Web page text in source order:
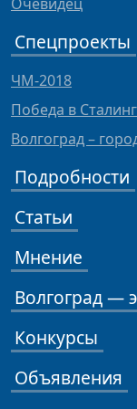
Очевидец
Спецпроекты
ЧМ-2018
Победа в
Волгоград –
Подробности
Статьи
Мнение
Волгоград —
Конкурсы
Объявления